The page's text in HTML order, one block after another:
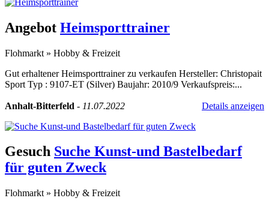
Angebot Heimsporttrainer
Flohmarkt » Hobby & Freizeit
Gut erhaltener Heimsporttrainer zu verkaufen Hersteller: Christopait
Sport Typ : 9107-ET (Silver) Baujahr: 2010/9 Verkaufspreis:...
Anhalt-Bitterfeld - 11.07.2022 Details anzeigen
Gesuch Suche Kunst-und Bastelbedarf
für guten Zweck
Flohmarkt » Hobby & Freizeit